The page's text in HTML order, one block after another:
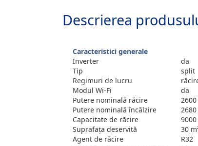
Descrierea
Caracteristici generale
Inverter
da
Tip
split
Regimuri de lucru
Modul Wi-Fi
da
Putere nominală răcire
Putere nominală încălzire
Capacitate de răcire
9000
Suprafaţa deservită
30
Agent de răcire
R32